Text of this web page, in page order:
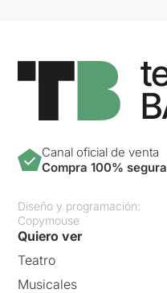
Canal oficial de venta
Compra 100% segura
Diseño y programación:
Copymouse
Quiero ver
Teatro
Musicales